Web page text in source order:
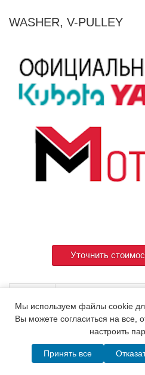
WASHER, V-PULLEY
Уточнить
© 2015. Все права защищены.
Написать в MAX Telegram
Мы используем файлы cookie
Вы можете согласиться на все,
настроить
Принять все